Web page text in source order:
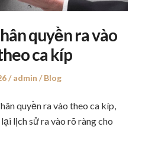
quyền ra vào
ca kíp
Author
admin
Posted
Blog
quyền ra vào theo ca kíp,
lịch sử ra vào rõ ràng cho